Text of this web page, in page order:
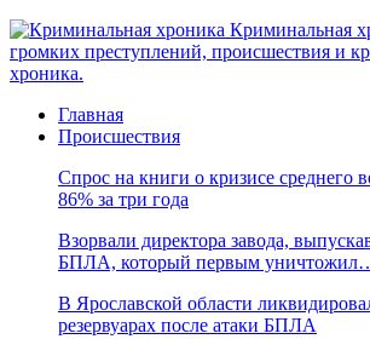
Криминальная
громких преступлений, происшествия и
хроника.
Главная
Происшествия
Спрос на книги о кризисе среднего
86% за три года
Взорвали директора завода,
БПЛА, который первым
В Ярославской области
резервуарах после атаки БПЛА